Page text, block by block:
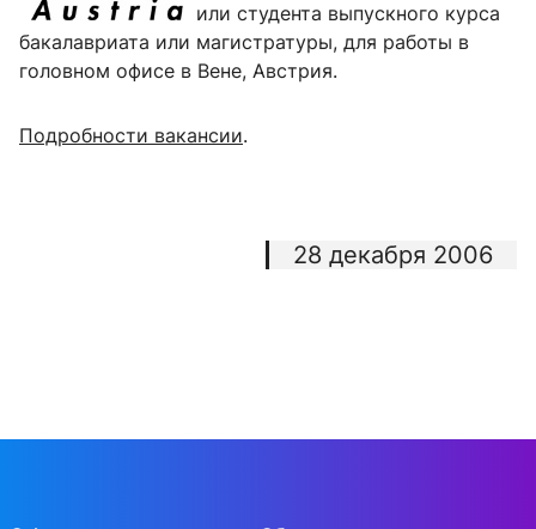
или студента выпускного курса
бакалавриата или магистратуры, для работы в
головном офисе в Вене, Австрия.
Подробности вакансии.
28 декабря 2006